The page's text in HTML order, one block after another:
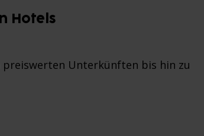
Hotels
Unterkünften bis hin zu